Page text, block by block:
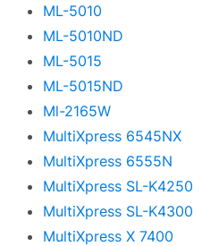
ML-5010
ML-5010ND
ML-5015
ML-5015ND
Ml-2165W
MultiXpress 6545NX
MultiXpress 6555N
MultiXpress SL-K4250
MultiXpress SL-K4300
MultiXpress X 7400